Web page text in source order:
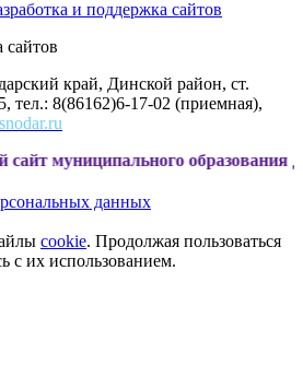
и поддержка сайтов
сайтов
край, Динской район, ст.
тел.: 8(86162)6-17-02 (приемная),
образования Динской
данных
cookie. Продолжая пользоваться
с их использованием.